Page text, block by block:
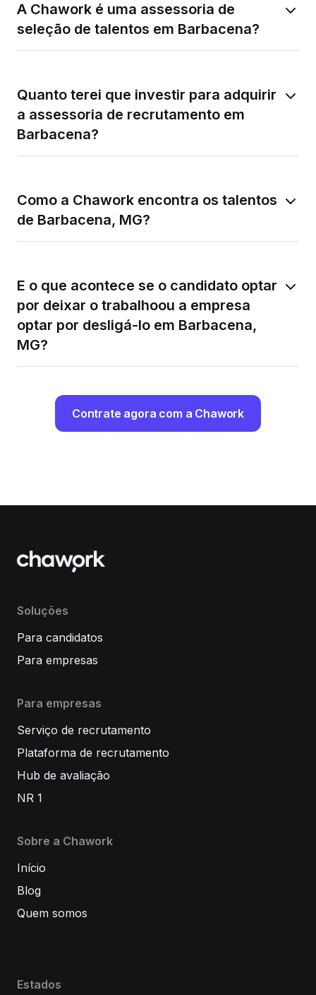
A Chawork é uma assessoria de
seleção de talentos em Barbacena?
Quanto terei que investir para adquirir
a assessoria de recrutamento em
Barbacena?
Como a Chawork encontra os talentos
de Barbacena, MG?
E o que acontece se o candidato optar
por deixar o trabalhoou a empresa
optar por desligá-lo em Barbacena,
MG?
Contrate agora com a Chawork
Soluções
Para candidatos
Para empresas
Para empresas
Serviço de recrutamento
Plataforma de recrutamento
Hub de avaliação
NR 1
Sobre a Chawork
Início
Blog
Quem somos
Estados